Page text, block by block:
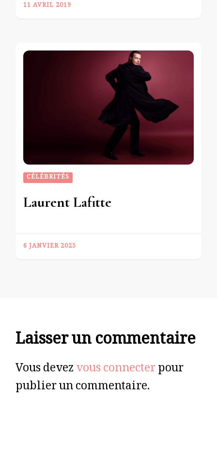
11 AVRIL 2019
CÉLÉBRITÉS
Laurent Lafitte
6 JANVIER 2025
Laisser un commentaire
Vous devezvous connecterpour
publier un commentaire.